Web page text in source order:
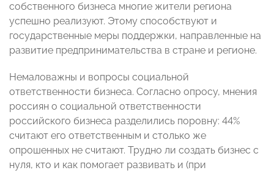
собственного бизнеса многие жители региона
успешно реализуют. Этому способствуют и
государственные меры поддержки, направленные на
развитие предпринимательства в стране и регионе.
Немаловажны и вопросы социальной
ответственности бизнеса. Согласно опросу, мнения
россиян о социальной ответственности
российского бизнеса разделились поровну: 44%
считают его ответственным и столько же
опрошенных не считают. Трудно ли создать бизнес с
нуля, кто и как помогает развивать и (при